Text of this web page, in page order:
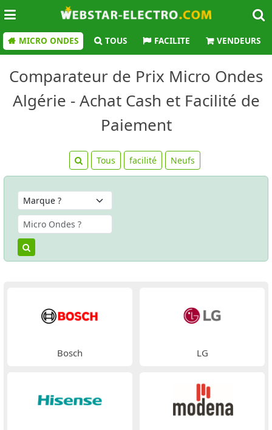
MICRO ONDES TOUS FACILITE VENDEURS
Comparateur de Prix Micro Ondes
Algérie - Achat Cash et Facilité de
Paiement
Tous facilité Neufs
Bosch LG